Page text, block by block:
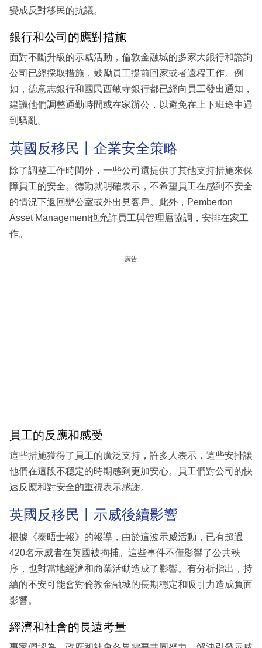
變成反對移民的抗議。
銀行和公司的應對措施
面對不斷升級的示威活動，倫敦金融城的多家大銀行和諮詢
公司已經採取措施，鼓勵員工提前回家或者遠程工作。例
如，德意志銀行和國民西敏寺銀行都已經向員工發出通知，
建議他們調整通勤時間或在家辦公，以避免在上下班途中遇
到騷亂。
英國反移民丨企業安全策略
除了調整工作時間外，一些公司還提供了其他支持措施來保
障員工的安全。德勤就明確表示，不希望員工在感到不安全
的情況下返回辦公室或外出見客戶。此外，Pemberton
Asset Management也允許員工與管理層協調，安排在家工
作。
廣告
員工的反應和感受
這些措施獲得了員工的廣泛支持，許多人表示，這些安排讓
他們在這段不穩定的時期感到更加安心。員工們對公司的快
速反應和對安全的重視表示感謝。
英國反移民丨示威後續影響
根據《泰晤士報》的報導，由於這波示威活動，已有超過
420名示威者在英國被拘捕。這些事件不僅影響了公共秩
序，也對當地經濟和商業活動造成了影響。有分析指出，持
續的不安可能會對倫敦金融城的長期穩定和吸引力造成負面
影響。
經濟和社會的長遠考量